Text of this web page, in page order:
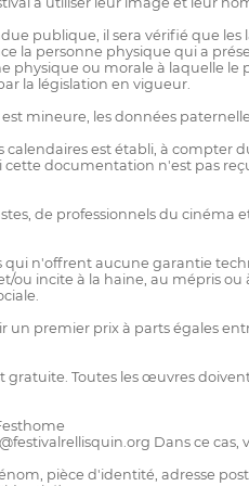
publique, il sera vérifié que
la personne physique qui a
physique ou morale à laquelle
la législation en vigueur.
mineure, les données
est établi, à compter
cette documentation n'est pas
de professionnels du cinéma
n'offrent aucune garantie
incite à la haine, au mépris
un premier prix à parts égales
gratuite. Toutes les œuvres
Dans ce
pièce d'identité, adresse